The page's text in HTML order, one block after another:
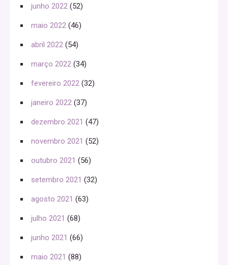
junho 2022 (52)
maio 2022 (46)
abril 2022 (54)
março 2022 (34)
fevereiro 2022 (32)
janeiro 2022 (37)
dezembro 2021 (47)
novembro 2021 (52)
outubro 2021 (56)
setembro 2021 (32)
agosto 2021 (63)
julho 2021 (68)
junho 2021 (66)
maio 2021 (88)